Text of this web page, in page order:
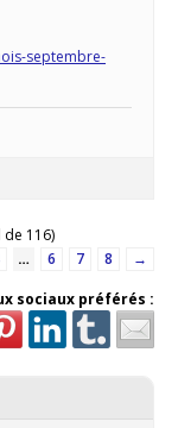
septembre-
116)
… 6 7 8
→
sociaux préférés :